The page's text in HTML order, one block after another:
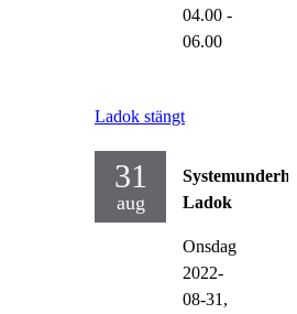
04.00 -
06.00
Ladok stängt
31
aug
Ladok
Onsdag
2022-
08-31,